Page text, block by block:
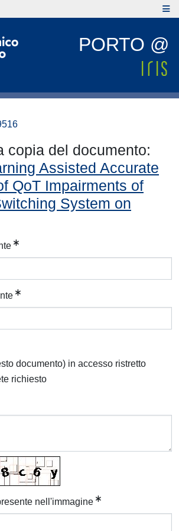
PORTO @
copia del documento:
Assisted Accurate
QoT Impairments of
System on
documento) in accesso ristretto
richiesto
nell'immagine